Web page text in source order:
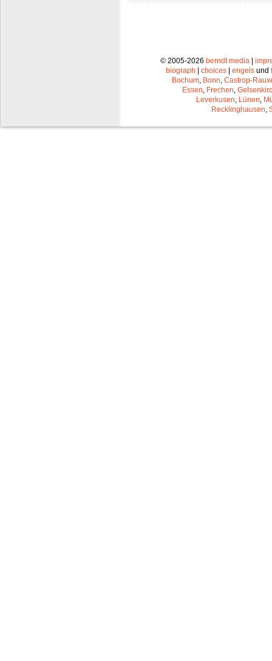
© 2005-2026 berndt media|
biograph
choices engels und
Bochum, Bonn, Castrop-
Essen, Frechen,
Leverkusen, Lünen,
Recklinghausen,